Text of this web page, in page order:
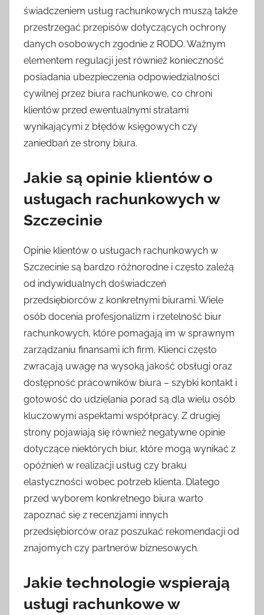
świadczeniem usług rachunkowych muszą także
przestrzegać przepisów dotyczących ochrony
danych osobowych zgodnie z RODO. Ważnym
elementem regulacji jest również konieczność
posiadania ubezpieczenia odpowiedzialności
cywilnej przez biura rachunkowe, co chroni
klientów przed ewentualnymi stratami
wynikającymi z błędów księgowych czy
zaniedbań ze strony biura.
Jakie są opinie klientów o
usługach rachunkowych w
Szczecinie
Opinie klientów o usługach rachunkowych w
Szczecinie są bardzo różnorodne i często zależą
od indywidualnych doświadczeń
przedsiębiorców z konkretnymi biurami. Wiele
osób docenia profesjonalizm i rzetelność biur
rachunkowych, które pomagają im w sprawnym
zarządzaniu finansami ich firm. Klienci często
zwracają uwagę na wysoką jakość obsługi oraz
dostępność pracowników biura – szybki kontakt i
gotowość do udzielania porad są dla wielu osób
kluczowymi aspektami współpracy. Z drugiej
strony pojawiają się również negatywne opinie
dotyczące niektórych biur, które mogą wynikać z
opóźnień w realizacji usług czy braku
elastyczności wobec potrzeb klienta. Dlatego
przed wyborem konkretnego biura warto
zapoznać się z recenzjami innych
przedsiębiorców oraz poszukać rekomendacji od
znajomych czy partnerów biznesowych.
Jakie technologie wspierają
usługi rachunkowe w